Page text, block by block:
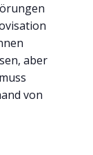
aber
von